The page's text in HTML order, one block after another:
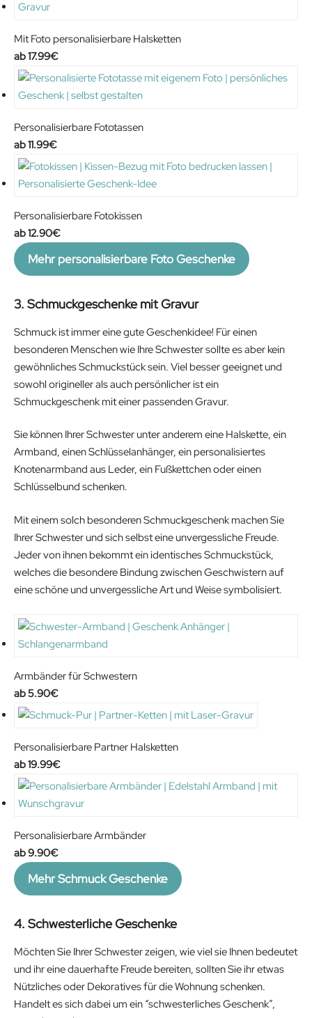
Mit Foto personalisierbare Halsketten
17.99€
Personalisierbare Fototassen
11.99€
Personalisierbare Fotokissen
12.90€
Mehr personalisierbare Foto Geschenke
3. Schmuckgeschenke mit Gravur
Schmuck ist immer eine gute Geschenkidee! Für einen
besonderen Menschen wie Ihre Schwester sollte es aber kein
gewöhnliches Schmuckstück sein. Viel besser geeignet und
sowohl origineller als auch persönlicher ist ein
Schmuckgeschenk mit einer passenden Gravur.
Sie können Ihrer Schwester unter anderem eine Halskette, ein
Armband, einen Schlüsselanhänger, ein personalisiertes
Knotenarmband aus Leder, ein Fußkettchen oder einen
Schlüsselbund schenken.
Mit einem solch besonderen Schmuckgeschenk machen Sie
Ihrer Schwester und sich selbst eine unvergessliche Freude.
Jeder von ihnen bekommt ein identisches Schmuckstück,
welches die besondere Bindung zwischen Geschwistern auf
eine schöne und unvergessliche Art und Weise symbolisiert.
Armbänder für Schwestern
5.90€
Personalisierbare Partner Halsketten
19.99€
Personalisierbare Armbänder
9.90€
Mehr Schmuck Geschenke
4. Schwesterliche Geschenke
Möchten Sie Ihrer Schwester zeigen, wie viel sie Ihnen bedeutet
und ihr eine dauerhafte Freude bereiten, sollten Sie ihr etwas
Nützliches oder Dekoratives für die Wohnung schenken.
Handelt es sich dabei um ein “schwesterliches Geschenk”,